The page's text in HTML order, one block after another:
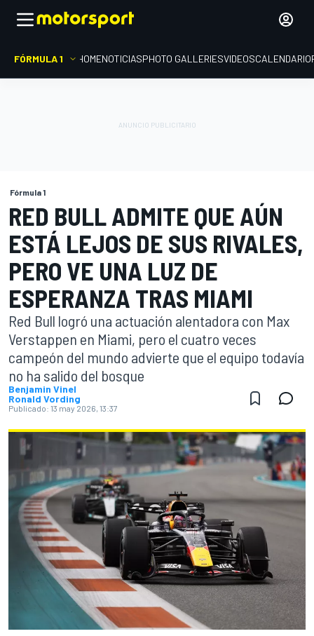
FÓRMULA 1 HOMENOTICIASPHOTO GALLERIESVIDEOSCALENDARIO
Fórmula 1
RED BULL ADMITE QUE AÚN
ESTÁ LEJOS DE SUS RIVALES,
PERO VE UNA LUZ DE
ESPERANZA TRAS MIAMI
Red Bull logró una actuación alentadora con Max
Verstappen en Miami, pero el cuatro veces
campeón del mundo advierte que el equipo todavía
no ha salido del bosque
Benjamin Vinel
Ronald Vording
Publicado: 13 may 2026, 13:37